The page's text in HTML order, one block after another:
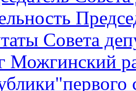
Совета
Можгинский